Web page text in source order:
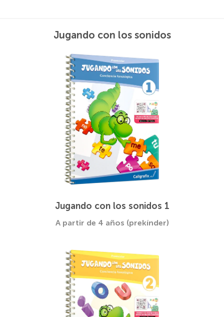
Jugando con los sonidos
Jugando con los sonidos 1
A partir de 4 años (prekínder)